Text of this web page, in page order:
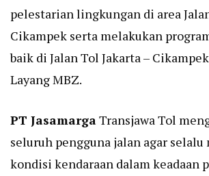
pelestarian lingkungan di area
Cikampek serta melakukan
baik di Jalan Tol Jakarta –
Layang MBZ.
PT JasamargaTransjawa Tol
seluruh pengguna jalan agar
kondisi kendaraan dalam keadaan